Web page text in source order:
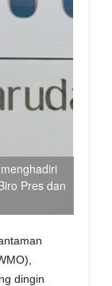
Pres dan
dingin